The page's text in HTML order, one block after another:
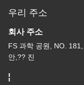
우리 주소
회사 주소
FS 과학 공원, NO.
안,?? 진
¦